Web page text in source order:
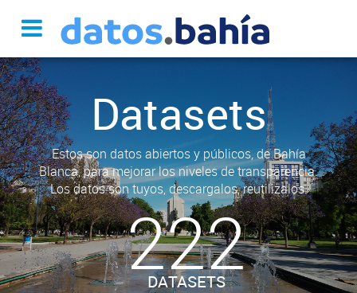
Datasets
Estos son datos abiertos y públicos, de Bahía
Blanca, para mejorar los niveles de transparencia.
Los datos son tuyos, descargalos, reutilizalos.
222
DATASETS